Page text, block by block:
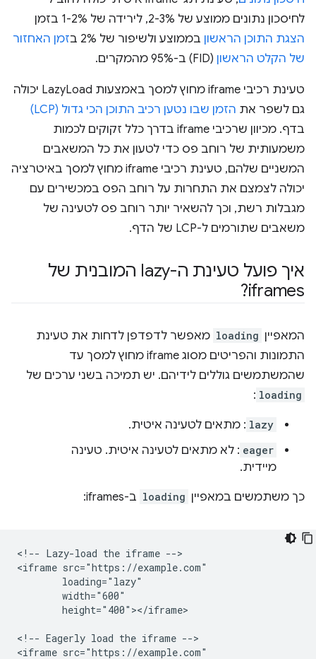
לחיסכון נתונים ממוצע של 2-3%, לירידה של 1-2% בזמן
הצגת התוכן הראשון בממוצע ולשיפור של 2% ב
זמן האחזור
של הקלט הראשון (FID) ב-95% מהמקרים.
טעינת רכיבי iframe מחוץ למסך באמצעות LazyLoad יכולה
גם לשפר את הזמן שבו נטען רכיב התוכן הכי גדול (LCP)
בדף. מכיוון שרכיבי iframe בדרך כלל זקוקים לכמות
משמעותית של רוחב פס כדי לטעון את כל המשאבים
המשניים שלהם, טעינת רכיבי iframe מחוץ למסך באיטרציה
יכולה לצמצם את התחרות על רוחב הפס במכשירים עם
מגבלות רשת, וכך להשאיר יותר רוחב פס לטעינה של
משאבים שתורמים ל-LCP של הדף.
איך פועל טעינת ה-lazy המובנית של
iframes?
המאפיין loading מאפשר לדפדפן לדחות את טעינת
התמונות והפריטים מסוג iframe מחוץ למסך עד
שהמשתמשים גוללים לידיהם. יש תמיכה בשני ערכים של
loading
:
lazy : מתאים לטעינה איטית.
eager : לא מתאים לטעינה איטית. טעינה
מיידית.
כך משתמשים במאפיין loading ב-iframes:
<!-- Lazy-load the iframe -->
<iframe src="https://example.com"
        loading="lazy"
        width="600"
        height="400"></iframe>
<!-- Eagerly load the iframe -->
<iframe src="https://example.com"